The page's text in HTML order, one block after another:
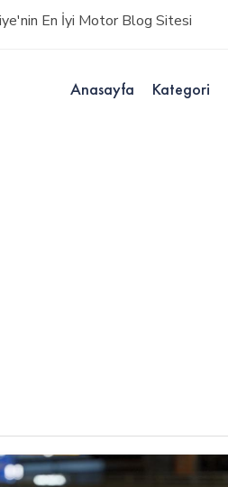
En İyi Motor Blog Sitesi
Anasayfa Kategori